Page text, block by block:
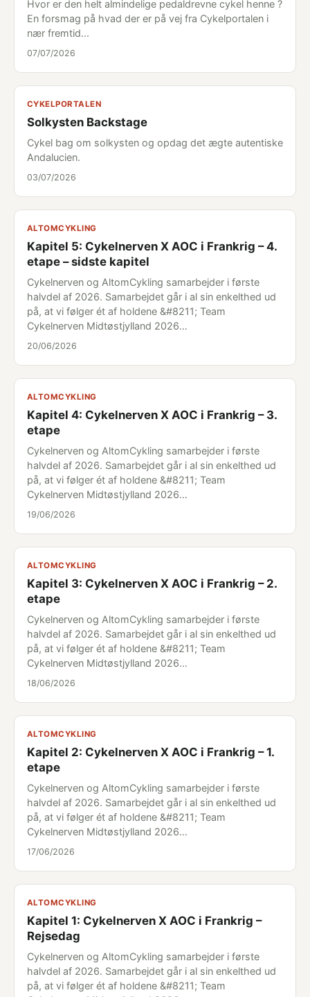
Hvor er den helt almindelige pedaldrevne cykel henne ?
En forsmag på hvad der er på vej fra Cykelportalen i
nær fremtid...
07/07/2026
CYKELPORTALEN
Solkysten Backstage
Cykel bag om solkysten og opdag det ægte autentiske
Andalucien.
03/07/2026
ALTOMCYKLING
Kapitel 5: Cykelnerven X AOC i Frankrig – 4.
etape – sidste kapitel
Cykelnerven og AltomCykling samarbejder i første
halvdel af 2026. Samarbejdet går i al sin enkelthed ud
på, at vi følger ét af holdene &#8211; Team
Cykelnerven Midtøstjylland 2026…
20/06/2026
ALTOMCYKLING
Kapitel 4: Cykelnerven X AOC i Frankrig – 3.
etape
Cykelnerven og AltomCykling samarbejder i første
halvdel af 2026. Samarbejdet går i al sin enkelthed ud
på, at vi følger ét af holdene &#8211; Team
Cykelnerven Midtøstjylland 2026…
19/06/2026
ALTOMCYKLING
Kapitel 3: Cykelnerven X AOC i Frankrig – 2.
etape
Cykelnerven og AltomCykling samarbejder i første
halvdel af 2026. Samarbejdet går i al sin enkelthed ud
på, at vi følger ét af holdene &#8211; Team
Cykelnerven Midtøstjylland 2026…
18/06/2026
ALTOMCYKLING
Kapitel 2: Cykelnerven X AOC i Frankrig – 1.
etape
Cykelnerven og AltomCykling samarbejder i første
halvdel af 2026. Samarbejdet går i al sin enkelthed ud
på, at vi følger ét af holdene &#8211; Team
Cykelnerven Midtøstjylland 2026…
17/06/2026
ALTOMCYKLING
Kapitel 1: Cykelnerven X AOC i Frankrig –
Rejsedag
Cykelnerven og AltomCykling samarbejder i første
halvdel af 2026. Samarbejdet går i al sin enkelthed ud
på, at vi følger ét af holdene &#8211; Team